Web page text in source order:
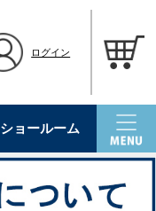
ログイン
ショールーム